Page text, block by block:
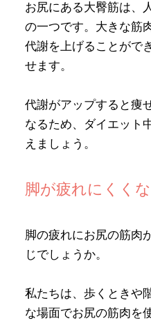
お尻にある大臀筋は、
の一つです。大きな筋
代謝を上げることがで
せます。
代謝がアップすると痩
なるため、ダイエット
えましょう。
脚が疲れにくく
脚の疲れにお尻の筋肉
じでしょうか。
私たちは、歩くときや
な場面でお尻の筋肉を